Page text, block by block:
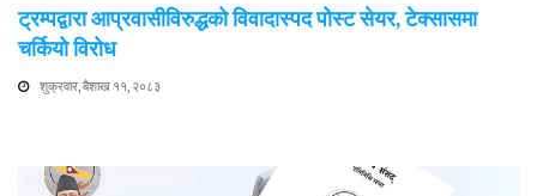
ट्रम्पद्वारा आप्रवासीविरुद्धको विवादास्पद पोस्ट सेयर, टेक्सासमा
चर्कियो विरोध
शुक्रवार, बैशाख ११, २०८३